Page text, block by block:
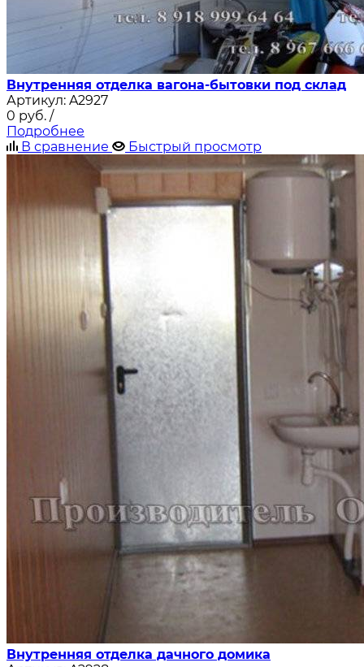
Внутренняя отделка вагона-бытовки под склад
Артикул: A2927
0 руб. /
Подробнее
В сравнение
Быстрый просмотр
Внутренняя отделка дачного домика